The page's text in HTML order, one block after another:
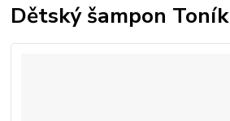
Dětský šampon Toník